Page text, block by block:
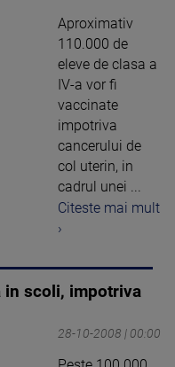
Aproximativ
110.000 de
eleve de clasa a
IV-a vor fi
vaccinate
impotriva
cancerului de
col uterin, in
cadrul unei ...
Citeste mai mult
›
in scoli, impotriva
28-10-2008 | 00:00